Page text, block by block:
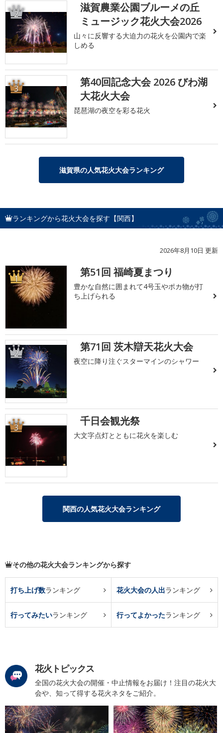
2
滋賀農業公園ブルーメの丘
ミュージック花火大会2026
山々に反響する大迫力の花火を公園内で楽
しめる
3
第40回記念大会 2026 びわ湖
大花火大会
琵琶湖の夜空を彩る花火
滋賀県の人気花火大会ランキング
ランキングから花火大会を探す【関西】
2026年8月10日 更新
1 第51回 福崎夏まつり
豊かな自然に囲まれて4号玉やポカ物が打
ち上げられる
2 第71回 茨木辯天花火大会
夜空に降り注ぐスターマインのシャワー
3 千日会観光祭
大文字点灯とともに花火を楽しむ
関西の人気花火大会ランキング
その他の花火大会ランキングから探す
打ち上げ数ランキング 花火大会の人出ランキング
行ってみたいランキング 行ってよかったランキング
花火トピックス
全国の花火大会の開催・中止情報をお届け！注目の花火大
会や、知って得する花火ネタをご紹介。